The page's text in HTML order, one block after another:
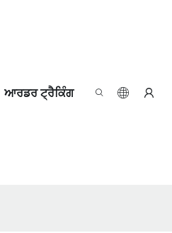
ਆਰਡਰ ਟ੍ਰੈਕਿੰਗ